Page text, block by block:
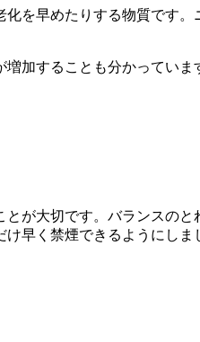
を早めたりする物質です
加することも分かってい
が大切です。バランスの
早く禁煙できるようにしま